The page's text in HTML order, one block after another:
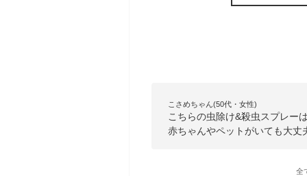
こさめちゃん(50代・女性)
こちらの虫除け&殺虫スプレー
赤ちゃんやペットがいても大
全